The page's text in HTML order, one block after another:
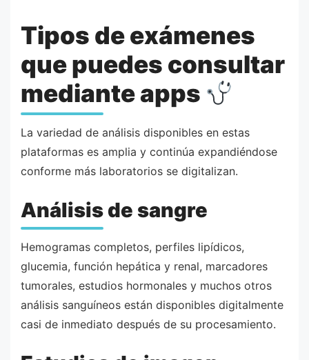
Tipos de exámenes
que puedes consultar
mediante apps
La variedad de análisis disponibles en estas
plataformas es amplia y continúa expandiéndose
conforme más laboratorios se digitalizan.
Análisis de sangre
Hemogramas completos, perfiles lipídicos,
glucemia, función hepática y renal, marcadores
tumorales, estudios hormonales y muchos otros
análisis sanguíneos están disponibles digitalmente
casi de inmediato después de su procesamiento.